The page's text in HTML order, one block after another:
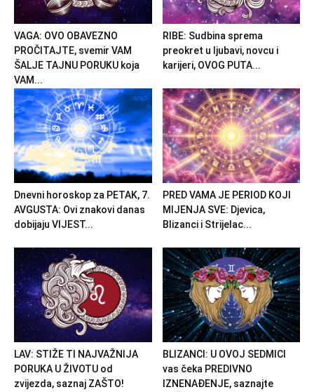
VAGA: OVO OBAVEZNO
PROČITAJTE, svemir VAM
ŠALJE TAJNU PORUKU koja
VAM...
RIBE: Sudbina sprema
preokret u ljubavi, novcu i
karijeri, OVOG PUTA...
Dnevni horoskop za PETAK, 7.
AVGUSTA: Ovi znakovi danas
dobijaju VIJEST...
PRED VAMA JE PERIOD KOJI
MIJENJA SVE: Djevica,
Blizanci i Strijelac...
LAV: STIŽE TI NAJVAŽNIJA
PORUKA U ŽIVOTU od
zvijezda, saznaj ZAŠTO!
BLIZANCI: U OVOJ SEDMICI
vas čeka PREDIVNO
IZNENAĐENJE, saznajte